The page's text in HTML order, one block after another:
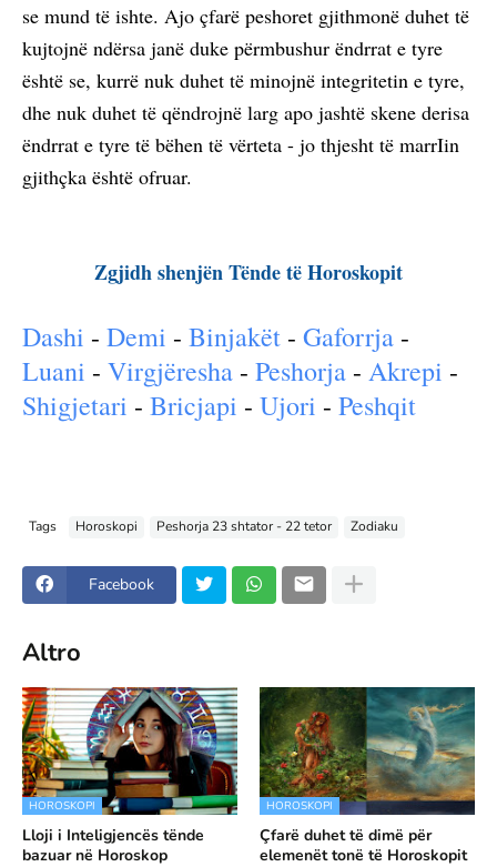
se mund të ishte. Ajo çfarë peshoret gjithmonë duhet të
kujtojnë ndërsa janë duke përmbushur ëndrrat e tyre
është se, kurrë nuk duhet të minojnë integritetin e tyre,
dhe nuk duhet të qëndrojnë larg apo jashtë skene derisa
ëndrrat e tyre të bëhen të vërteta - jo thjesht të marrIin
gjithçka është ofruar.
Zgjidh shenjën Tënde të Horoskopit
Dashi - Demi - Binjakët - Gaforrja -
Luani - Virgjëresha - Peshorja - Akrepi -
Shigjetari - Bricjapi - Ujori - Peshqit
Tags Horoskopi Peshorja 23 shtator - 22 tetor Zodiaku
Facebook
Altro
HOROSKOPI
Lloji i Inteligjencës tënde
bazuar në Horoskop
HOROSKOPI
Çfarë duhet të dimë për
elemenët tonë të Horoskopit